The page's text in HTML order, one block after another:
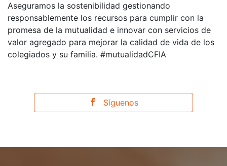
Aseguramos la sostenibilidad gestionando
responsablemente los recursos para cumplir con la
promesa de la mutualidad e innovar con servicios de
valor agregado para mejorar la calidad de vida de los
colegiados y su familia. #mutualidadCFIA
Síguenos